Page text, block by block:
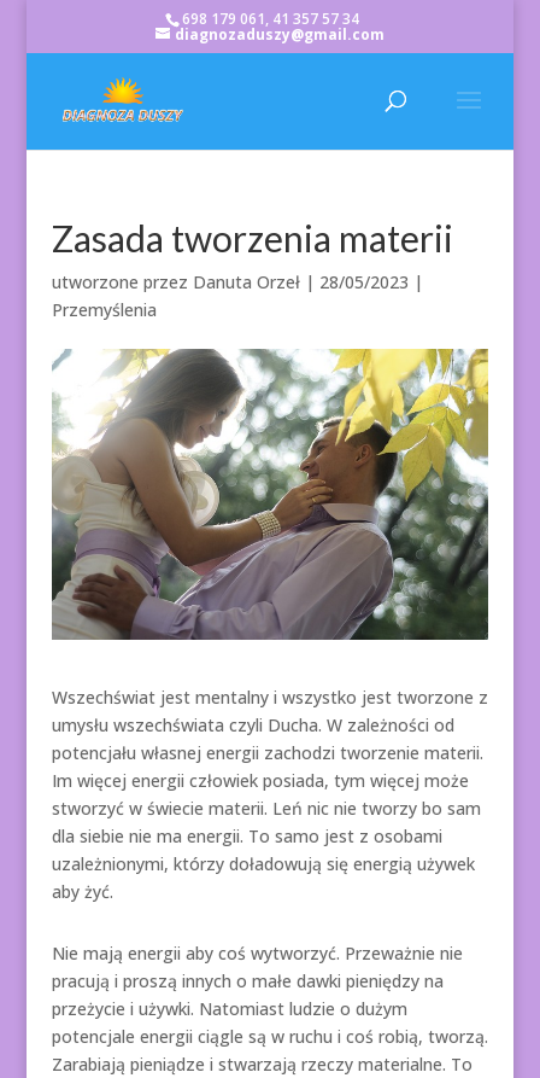
698 179 061, 41 357 57 34
diagnozaduszy@gmail.com
Zasada tworzenia materii
utworzone przez Danuta Orzeł| 28/05/2023 |
Przemyślenia
Wszechświat jest mentalny i wszystko jest tworzone z
umysłu wszechświata czyli Ducha. W zależności od
potencjału własnej energii zachodzi tworzenie materii.
Im więcej energii człowiek posiada, tym więcej może
stworzyć w świecie materii. Leń nic nie tworzy bo sam
dla siebie nie ma energii. To samo jest z osobami
uzależnionymi, którzy doładowują się energią używek
aby żyć.
Nie mają energii aby coś wytworzyć. Przeważnie nie
pracują i proszą innych o małe dawki pieniędzy na
przeżycie i używki. Natomiast ludzie o dużym
potencjale energii ciągle są w ruchu i coś robią, tworzą.
Zarabiają pieniądze i stwarzają rzeczy materialne. To